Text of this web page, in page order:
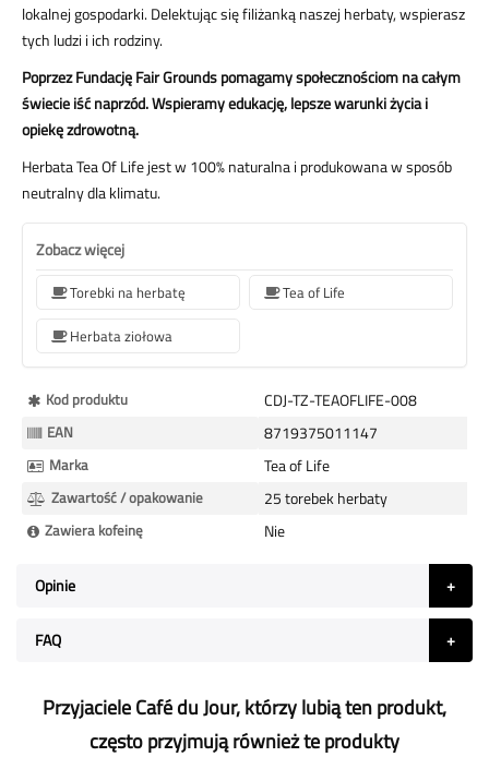
lokalnej gospodarki. Delektując się filiżanką naszej herbaty, wspierasz
tych ludzi i ich rodziny.
Poprzez Fundację Fair Grounds pomagamy społecznościom na całym
świecie iść naprzód. Wspieramy edukację, lepsze warunki życia i
opiekę zdrowotną.
Herbata Tea Of Life jest w 100% naturalna i produkowana w sposób
neutralny dla klimatu.
Zobacz więcej
Torebki na herbatę
Tea of Life
Herbata ziołowa
Więcej
informacji
Kod produktu CDJ-TZ-TEAOFLIFE-008
EAN 8719375011147
Marka Tea of Life
Zawartość / opakowanie 25 torebek herbaty
Zawiera kofeinę Nie
Opinie
FAQ
Przyjaciele Café du Jour, którzy lubią ten produkt,
często przyjmują również te produkty